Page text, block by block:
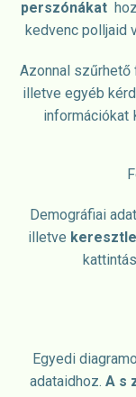
perszónákat
kedvenc polljaid
Azonnal szűrhető
illetve egyéb
információkat
Demográfiai
illetve
Egyedi
adataidhoz. A s